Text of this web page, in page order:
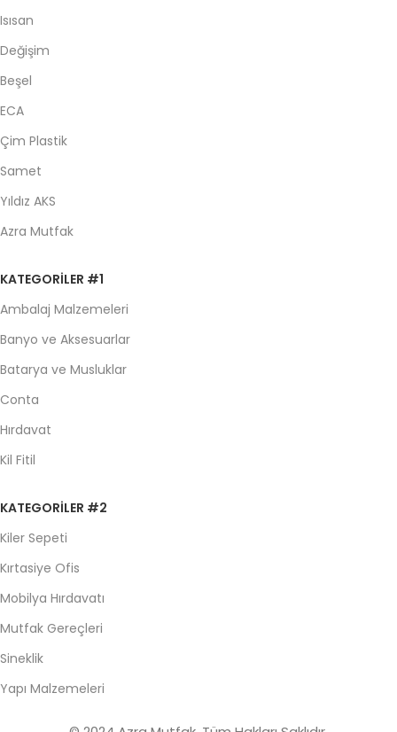
Isısan
Değişim
Beşel
ECA
Çim Plastik
Samet
Yıldız AKS
Azra Mutfak
KATEGORILER #1
Ambalaj Malzemeleri
Banyo ve Aksesuarlar
Batarya ve Musluklar
Conta
Hırdavat
Kil Fitil
KATEGORILER #2
Kiler Sepeti
Kırtasiye Ofis
Mobilya Hırdavatı
Mutfak Gereçleri
Sineklik
Yapı Malzemeleri